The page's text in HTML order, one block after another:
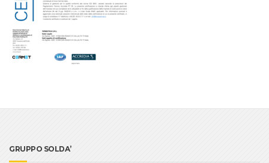
GRUPPO SOLDA’